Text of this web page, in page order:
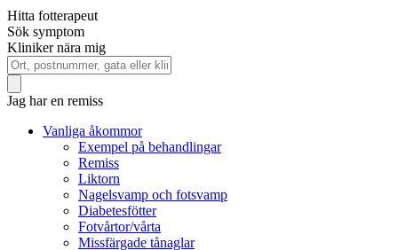
Hitta fotterapeut
Sök symptom
Kliniker nära mig
Jag har en remiss
Vanliga åkommor
Exempel på behandlingar
Remiss
Liktorn
Nagelsvamp och fotsvamp
Diabetesfötter
Fotvårtor/vårta
Missfärgade tånaglar